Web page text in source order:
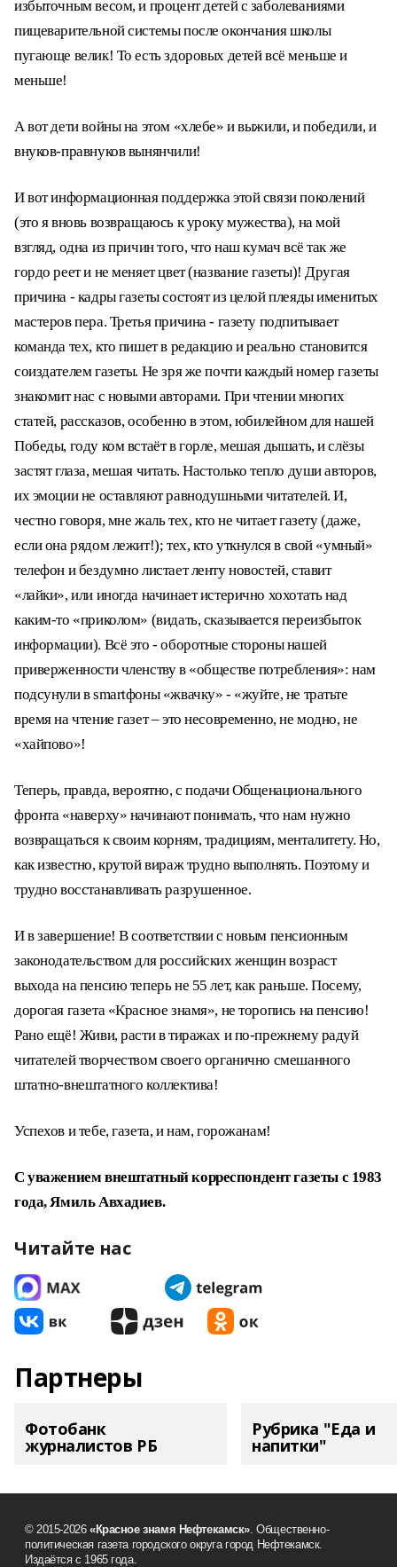
избыточным весом, и процент детей с заболеваниями
пищеварительной системы после окончания школы
пугающе велик! То есть здоровых детей всё меньше и
меньше!
А вот дети войны на этом «хлебе» и выжили, и победили, и
внуков-правнуков вынянчили!
И вот информационная поддержка этой связи поколений
(это я вновь возвращаюсь к уроку мужества), на мой
взгляд, одна из причин того, что наш кумач всё так же
гордо реет и не меняет цвет (название газеты)! Другая
причина - кадры газеты состоят из целой плеяды именитых
мастеров пера. Третья причина - газету подпитывает
команда тех, кто пишет в редакцию и реально становится
соиздателем газеты. Не зря же почти каждый номер газеты
знакомит нас с новыми авторами. При чтении многих
статей, рассказов, особенно в этом, юбилейном для нашей
Победы, году ком встаёт в горле, мешая дышать, и слёзы
застят глаза, мешая читать. Настолько тепло души авторов,
их эмоции не оставляют равнодушными читателей. И,
честно говоря, мне жаль тех, кто не читает газету (даже,
если она рядом лежит!); тех, кто уткнулся в свой «умный»
телефон и бездумно листает ленту новостей, ставит
«лайки», или иногда начинает истерично хохотать над
каким-то «приколом» (видать, сказывается переизбыток
информации). Всё это - оборотные стороны нашей
приверженности членству в «обществе потребления»: нам
подсунули в smartфоны «жвачку» - «жуйте, не тратьте
время на чтение газет – это несовременно, не модно, не
«хайпово»!
Теперь, правда, вероятно, с подачи Общенационального
фронта «наверху» начинают понимать, что нам нужно
возвращаться к своим корням, традициям, менталитету. Но,
как известно, крутой вираж трудно выполнять. Поэтому и
трудно восстанавливать разрушенное.
И в завершение! В соответствии с новым пенсионным
законодательством для российских женщин возраст
выхода на пенсию теперь не 55 лет, как раньше. Посему,
дорогая газета «Красное знамя», не торопись на пенсию!
Рано ещё! Живи, расти в тиражах и по-прежнему радуй
читателей творчеством своего органично смешанного
штатно-внештатного коллектива!
Успехов и тебе, газета, и нам, горожанам!
С уважением внештатный корреспондент газеты с 1983
года, Ямиль Авхадиев.
Читайте нас
Партнеры
Фотобанк
журналистов РБ
Рубрика "Еда и
напитки"
© 2015-2026 «Красное знамя Нефтекамск». Общественно-
политическая газета городского округа город Нефтекамск.
Издаётся с 1965 года.